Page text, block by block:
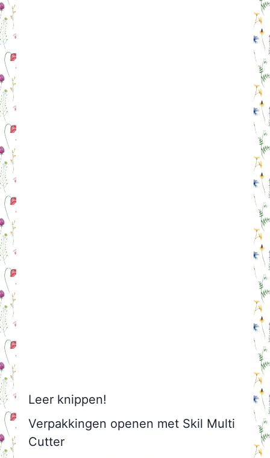
Leer knippen!
Verpakkingen openen met Skil Multi
Cutter